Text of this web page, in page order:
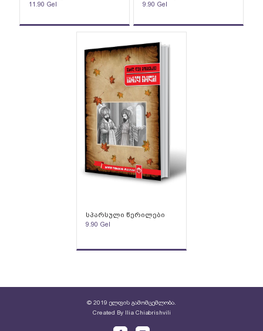
11.90 Gel 9.90 Gel
სპარსული წერილები
9.90 Gel
© 2019 ელფის გამომცემლობა.
Created By Ilia Chiabrishvili